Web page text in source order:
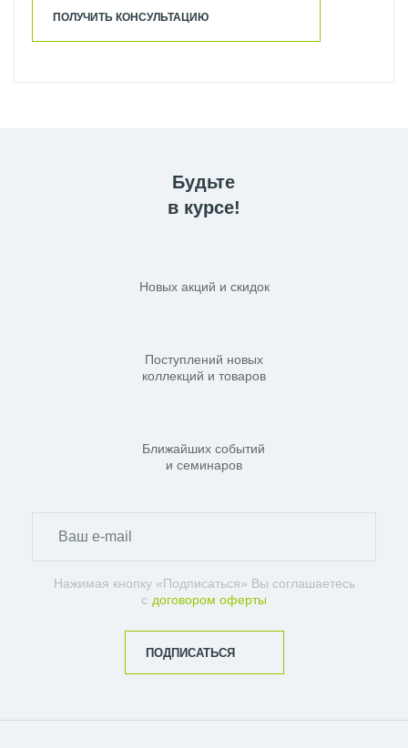
ПОЛУЧИТЬ КОНСУЛЬТАЦИЮ
Будьте
в курсе!
Новых акций и скидок
Поступлений новых
коллекций и товаров
Ближайших событий
и семинаров
Нажимая кнопку «Подписаться» Вы соглашаетесь
с договором оферты
ПОДПИСАТЬСЯ